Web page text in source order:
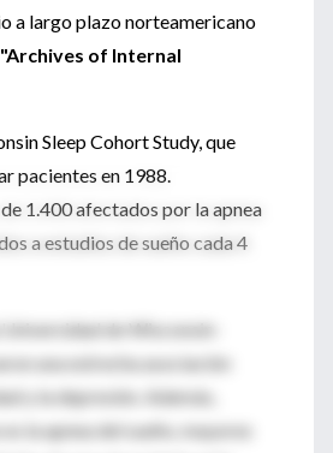
a largo plazo norteamericano
"Archives of Internal
Sleep Cohort Study, que
pacientes en 1988.
1.400 afectados por la apnea
a estudios de sueño cada 4
Universidad de Wisconsin-
una estrecha asociación
y la depresión. Además,
la apnea del sueño, mayores